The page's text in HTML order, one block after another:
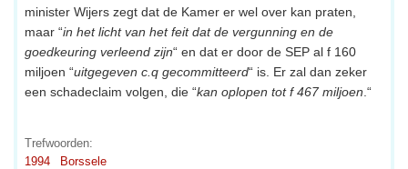
minister Wijers zegt dat de Kamer er wel over kan praten,
maar “in het licht van het feit dat de vergunning en de
goedkeuring verleend zijn“ en dat er door de SEP al f 160
miljoen “uitgegeven c.q gecommitteerd“ is. Er zal dan zeker
een schadeclaim volgen, die “kan oplopen tot f 467 miljoen .“
Trefwoorden:
1994
Borssele